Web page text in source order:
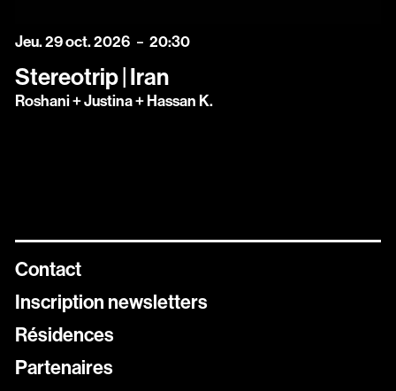
jeudi
Jeu.29octobre
oct.2026 20:30
Stereotrip | Iran
Roshani + Justina + Hassan K.
Contact
Inscription newsletters
Résidences
Partenaires
Newsletters
Inscrivez vous aux différentes newsletters de Stereolux